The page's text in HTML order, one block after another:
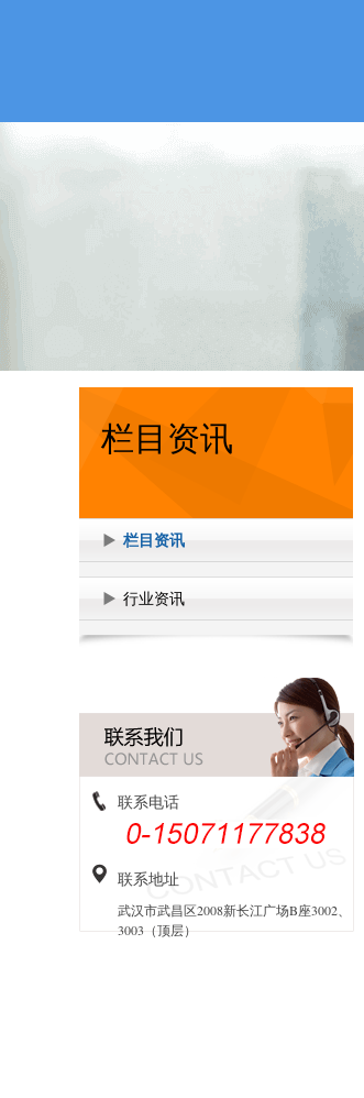
栏目资讯
栏目资讯
行业资讯
联系电话
联系地址
武汉市武昌区2008新长江广场B座3002、
3003（顶层）